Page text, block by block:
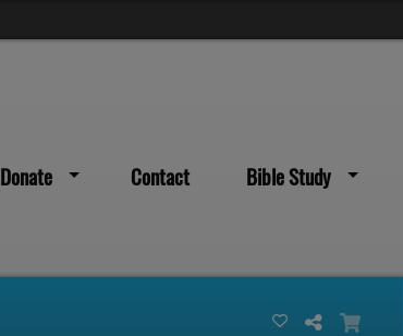
Donate Contact Bible Study